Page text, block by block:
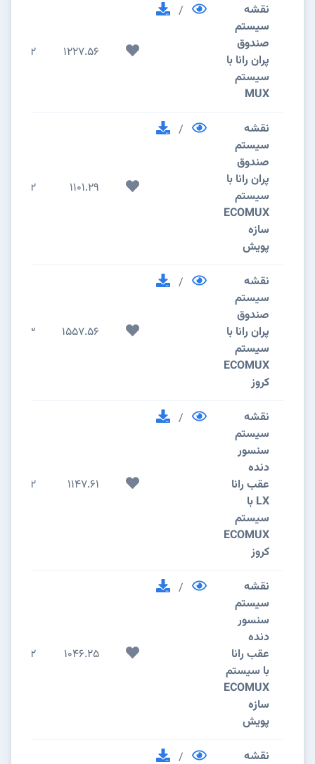
نقشه
سیستم
صندوق
پران رانا با
سیستم
MUX
/
1227.56
2
نقشه
سیستم
صندوق
پران رانا با
سیستم
ECOMUX
سازه
پویش
/
1101.29
2
نقشه
سیستم
صندوق
پران رانا با
سیستم
ECOMUX
کروز
/
1557.56
3
نقشه
سیستم
سنسور
دنده
عقب رانا
LX با
سیستم
ECOMUX
کروز
/
1147.61
2
نقشه
سیستم
سنسور
دنده
عقب رانا
با سیستم
ECOMUX
سازه
پویش
/
1046.25
2
نقشه /